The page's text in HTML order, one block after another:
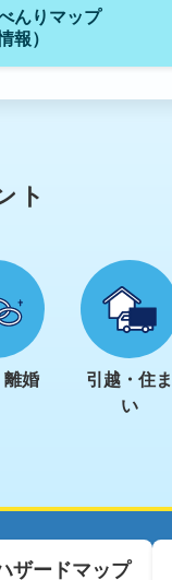
んりマップ
報）
ト
離婚
引越・住ま
い
ザードマップ